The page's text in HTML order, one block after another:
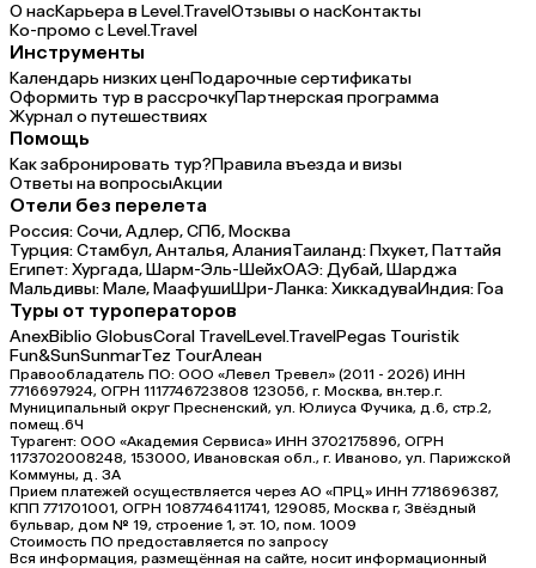
О насКарьера в Level.TravelОтзывы о насКонтакты
Ко-промо с Level.Travel
Инструменты
Календарь низких ценПодарочные сертификаты
Оформить тур в рассрочкуПартнерская программа
Журнал о путешествиях
Помощь
Как забронировать тур?Правила въезда и визы
Ответы на вопросыАкции
Отели без перелета
Россия:Сочи,Адлер,СПб,Москва
Турция:Стамбул,Анталья,АланияТаиланд:Пхукет,Паттайя
Египет:Хургада,Шарм-Эль-ШейхОАЭ:Дубай,Шарджа
Мальдивы:Мале,МаафушиШри-Ланка:ХиккадуваИндия:Гоа
Туры от туроператоров
AnexBiblio GlobusCoral TravelLevel.TravelPegas Touristik
Fun&SunSunmarTez TourАлеан
Правообладатель ПО: ООО «Левел Тревел» (2011 - 2026) ИНН
7716697924, ОГРН 1117746723808 123056, г. Москва, вн.тер.г.
Муниципальный округ Пресненский, ул. Юлиуса Фучика, д.6, стр.2,
помещ.6Ч
Турагент: ООО «Академия Сервиса» ИНН 3702175896, ОГРН
1173702008248, 153000, Ивановская обл., г. Иваново, ул. Парижской
Коммуны, д. ЗА
Прием платежей осуществляется через АО «ПРЦ» ИНН 7718696387,
КПП 771701001, ОГРН 1087746411741, 129085, Москва г, Звёздный
бульвар, дом № 19, строение 1, эт. 10, пом. 1009
Стоимость ПО предоставляется по запросу
Вся информация, размещённая на сайте, носит информационный